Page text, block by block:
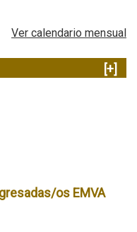
Ver calendario mensual
[+]
os EMVA